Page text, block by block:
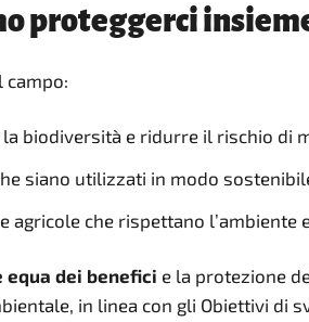
proteggerci
campo:
biodiversità e ridurre il rischio di
siano utilizzati in modo
che rispettano l’ambiente
dei benefici e la protezione
in linea con gli Obiettivi di